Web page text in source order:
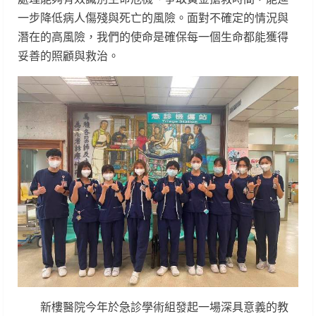
一步降低病人傷殘與死亡的風險。面對不確定的情況與
潛在的高風險，我們的使命是確保每一個生命都能獲得
妥善的照顧與救治。
新樓醫院今年於急診學術組發起一場深具意義的教